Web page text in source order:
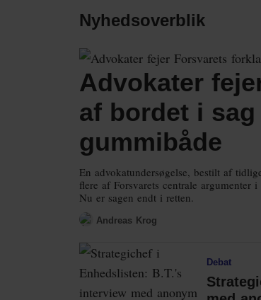
Nyhedsoverblik
Advokater
af bordet i
gummibåde
En advokatundersøgelse, bestilt af
flere af Forsvarets centrale
Nu er sagen endt i retten.
Andreas Krog
Debat